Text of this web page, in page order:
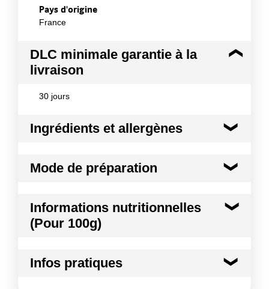
Pays d'origine
France
DLC minimale garantie à la
livraison
30 jours
Ingrédients et allergènes
Foie gras de canard Origine IGP Sud-Ouest
Opérations
Mode de préparation
Informations nutritionnelles
(Pour 100g)
Infos pratiques